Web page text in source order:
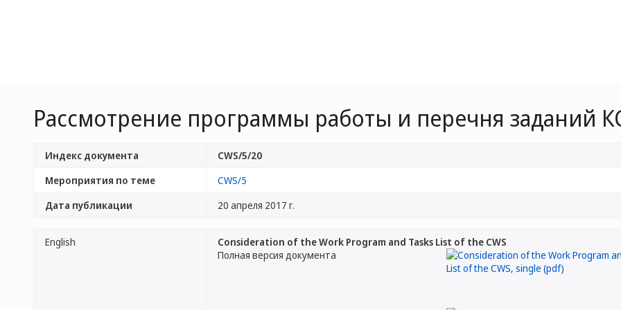
Рассмотрение программы работы и перечня заданий
Индекс документа
CWS/5/20
Мероприятия по теме
CWS/5
Дата публикации
20 апреля 2017 г.
English
Consideration of the Work Program and Tasks List of the CWS
Полная версия документа